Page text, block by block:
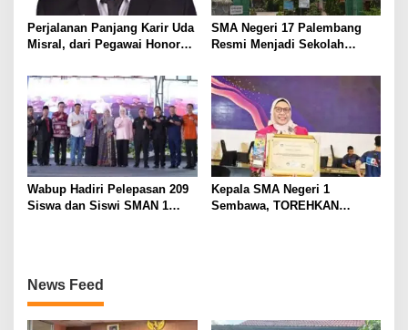
Perjalanan Panjang Karir Uda
Misral, dari Pegawai Honorer
Karir Jabatan Struktural
Eselon III
SMA Negeri 17 Palembang
Resmi Menjadi Sekolah
Wabup Hadiri Pelepasan 209
Siswa dan Siswi SMAN 1
Kepala SMA Negeri 1
Sembawa, TOREHKAN
News Feed